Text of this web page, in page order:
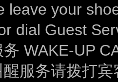
leave your
dial Guest
WAKE-UP
醒服务请拨打